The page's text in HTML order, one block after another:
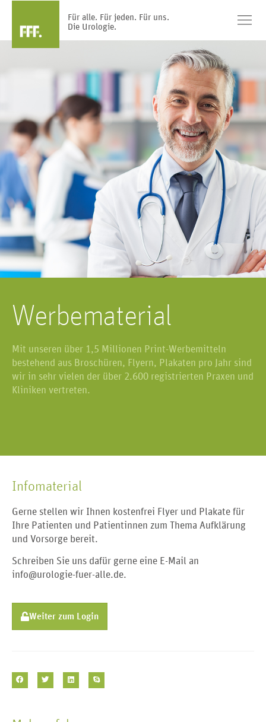
Für alle. Für jeden. Für uns.
Die Urologie.
Werbematerial
Mit unseren über 1,5 Millionen Print-Werbemitteln
bestehend aus Broschüren, Flyern, Plakaten pro Jahr sind
wir in sehr vielen der über 2.600 registrierten Praxen und
Kliniken vertreten.
Infomaterial
Gerne stellen wir Ihnen kostenfrei Flyer und Plakate für
Ihre Patienten und Patientinnen zum Thema Aufklärung
und Vorsorge bereit.
Schreiben Sie uns dafür gerne eine E-Mail an
info@urologie-fuer-alle.de.
Weiter zum Login